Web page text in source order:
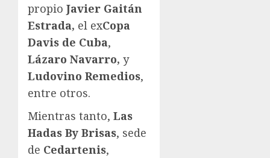
propio Javier Gaitán
Estrada, el exCopa
Davis de Cuba,
Lázaro Navarro, y
Ludovino Remedios,
entre otros.
Mientras tanto, Las
Hadas By Brisas, sede
de Cedartenis,